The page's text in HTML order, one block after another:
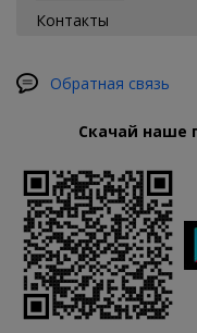
Контакты
Обратная связь
Скачай наше